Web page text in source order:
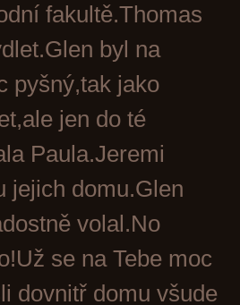
fakultě.Thomas
byl na
pyšný,tak jako
jen do té
Paula.Jeremi
jejich domu.Glen
volal.No
se na Tebe moc
dovnitř domu všude